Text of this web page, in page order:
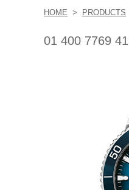
HOME > PRODUCTS
01 400 7769